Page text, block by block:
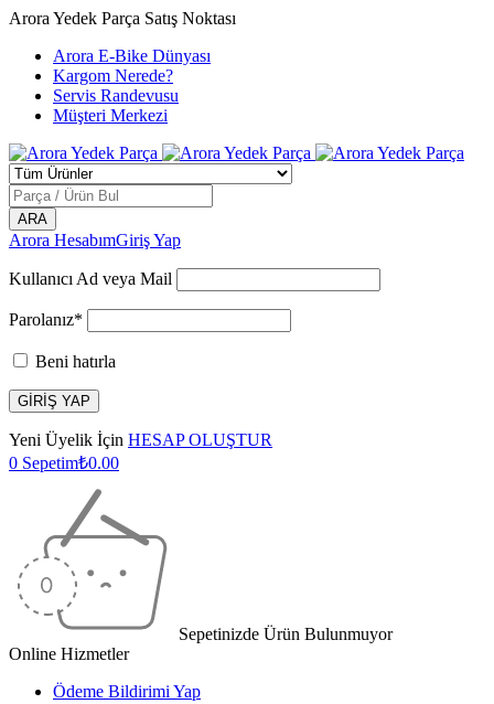
Arora Yedek Parça Satış Noktası
Arora E-Bike Dünyası
Kargom Nerede?
Servis Randevusu
Müşteri Merkezi
Arora HesabımGiriş Yap
Kullanıcı Ad veya Mail
Parolanız*
Beni hatırla
Yeni Üyelik İçin HESAP OLUŞTUR
0 Sepetim₺0.00
Sepetinizde Ürün Bulunmuyor
Online Hizmetler
Ödeme Bildirimi Yap